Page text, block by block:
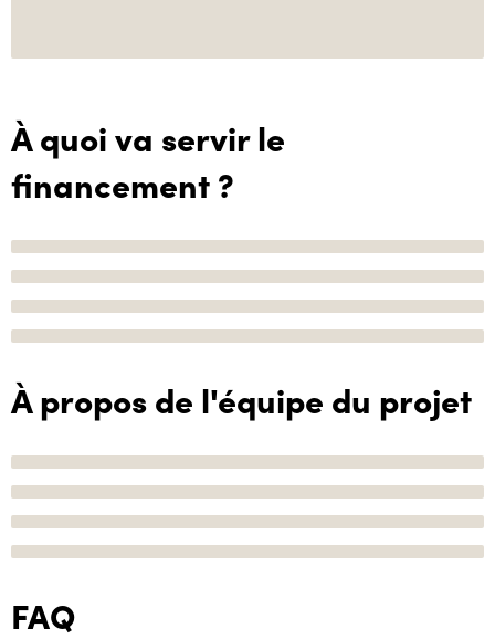
À quoi va servir le
financement ?
À propos de l'équipe du projet
FAQ